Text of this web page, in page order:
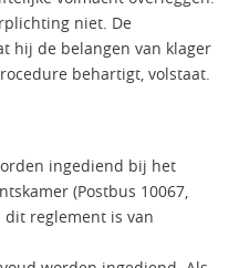
niet. De
hij de belangen van klager
behartigt, volstaat.
ingediend bij het
(Postbus 10067,
dit reglement is van